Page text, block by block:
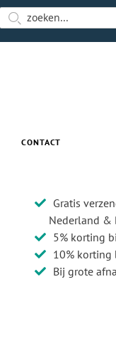
CONTACT
Gratis
Nederland &
5% korting
10% korting
Bij grote